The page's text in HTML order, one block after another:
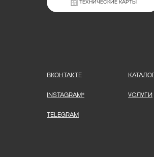
ТЕХНИЧЕСКИЕ КАРТЫ
TELEGRAM
INSTAGRAM*
ВКОНТАКТЕ
УСЛУГИ
КАТАЛОГ